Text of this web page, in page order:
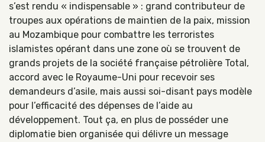
s’est rendu « indispensable » : grand contributeur de
troupes aux opérations de maintien de la paix, mission
au Mozambique pour combattre les terroristes
islamistes opérant dans une zone où se trouvent de
grands projets de la société française pétrolière Total,
accord avec le Royaume-Uni pour recevoir ses
demandeurs d’asile, mais aussi soi-disant pays modèle
pour l’efficacité des dépenses de l’aide au
développement. Tout ça, en plus de posséder une
diplomatie bien organisée qui délivre un message